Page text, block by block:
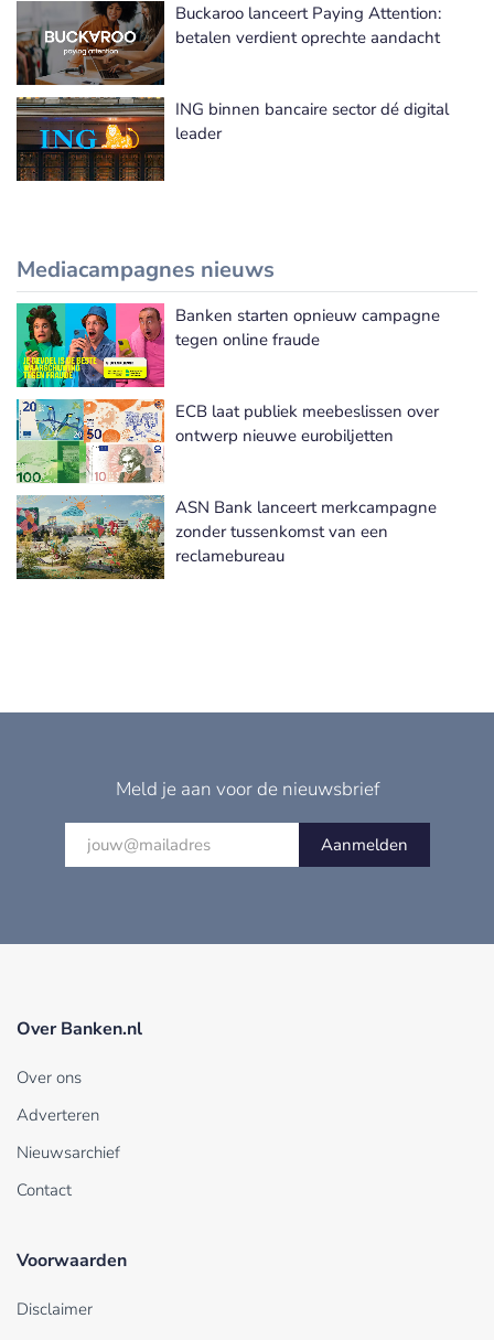
Buckaroo lanceert Paying Attention:
betalen verdient oprechte aandacht
ING binnen bancaire sector dé digital
leader
Mediacampagnes nieuws
Meer Mediacampagnes nieuws
Banken starten opnieuw campagne
tegen online fraude
ECB laat publiek meebeslissen over
ontwerp nieuwe eurobiljetten
ASN Bank lanceert merkcampagne
zonder tussenkomst van een
reclamebureau
Meld je aan voor de nieuwsbrief
Aanmelden
Over Banken.nl
Over ons
Adverteren
Nieuwsarchief
Contact
Voorwaarden
Disclaimer